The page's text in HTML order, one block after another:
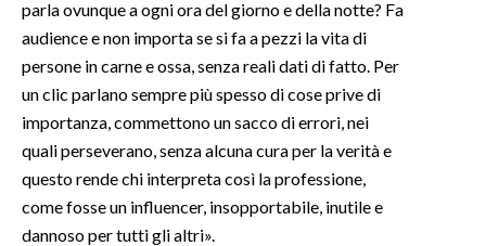
parla ovunque a ogni ora del giorno e della notte? Fa
audience e non importa se si fa a pezzi la vita di
persone in carne e ossa, senza reali dati di fatto. Per
un clic parlano sempre più spesso di cose prive di
importanza, commettono un sacco di errori, nei
quali perseverano, senza alcuna cura per la verità e
questo rende chi interpreta così la professione,
come fosse un influencer, insopportabile, inutile e
dannoso per tutti gli altri».